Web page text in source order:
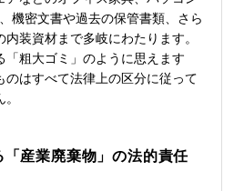
機密文書や過去の保管書類、さら
装資材まで多岐にわたります。
「粗大ゴミ」のように思えます
のはすべて法律上の区分に従って
産業廃棄物」の法的責任